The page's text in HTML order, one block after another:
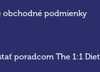
obchodné podmienky
poradcom The 1:1 Diet